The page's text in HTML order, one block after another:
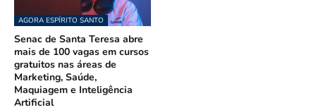
AGORA ESPÍRITO SANTO
Senac de Santa Teresa abre
mais de 100 vagas em cursos
gratuitos nas áreas de
Marketing, Saúde,
Maquiagem e Inteligência
Artificial